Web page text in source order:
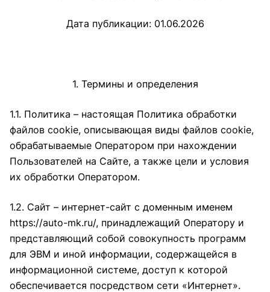
Дата публикации: 01.06.2026
1. Термины и определения
1.1. Политика – настоящая Политика обработки
файлов cookie, описывающая виды файлов cookie,
обрабатываемые Оператором при нахождении
Пользователей на Сайте, а также цели и условия
их обработки Оператором.
1.2. Сайт – интернет-сайт с доменным именем
https://auto-mk.ru/, принадлежащий Оператору и
представляющий собой совокупность программ
для ЭВМ и иной информации, содержащейся в
информационной системе, доступ к которой
обеспечивается посредством сети «Интернет».